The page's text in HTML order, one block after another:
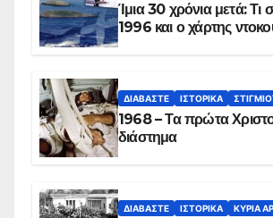
Ίμια 30 χρόνια μετά: Τι
1996 και ο
ΔΙΑΒΆΣΤΕ ΙΣΤΟΡΙΚΆ
1968 – Τα πρώτα
διάστημα
ΔΙΑΒΆΣΤΕ ΙΣΤΟΡΙΚΆ ΚΥΡΙΑ